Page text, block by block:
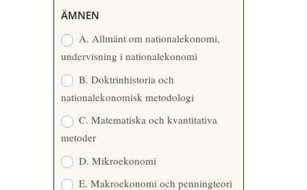
ÄMNEN
A. Allmänt om nationalekonomi,
undervisning i nationalekonomi
B. Doktrinhistoria och
nationalekonomisk metodologi
C. Matematiska och kvantitativa
metoder
D. Mikroekonomi
E. Makroekonomi och penningteori